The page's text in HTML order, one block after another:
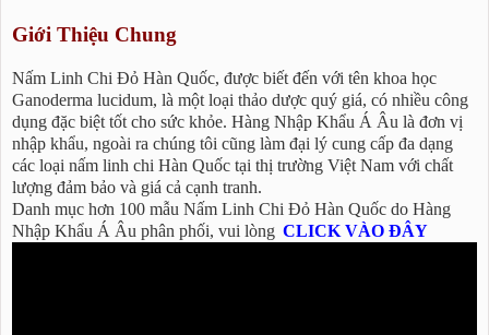
Giới Thiệu Chung
Nấm Linh Chi Đỏ Hàn Quốc, được biết đến với tên khoa học
Ganoderma lucidum, là một loại thảo dược quý giá, có nhiều công
dụng đặc biệt tốt cho sức khỏe. Hàng Nhập Khẩu Á Âu là đơn vị
nhập khẩu, ngoài ra chúng tôi cũng làm đại lý cung cấp đa dạng
các loại nấm linh chi Hàn Quốc tại thị trường Việt Nam với chất
lượng đảm bảo và giá cả cạnh tranh.
Danh mục hơn 100 mẫu Nấm Linh Chi Đỏ Hàn Quốc do Hàng
Nhập Khẩu Á Âu phân phối, vui lòng CLICK VÀO ĐÂY